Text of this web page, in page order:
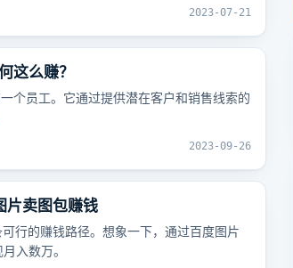
2023-07-21
这么赚？
个员工。它通过提供潜在客户和销售线索的
2023-09-26
片卖图包赚钱
行的赚钱路径。想象一下，通过百度图片
入数万。